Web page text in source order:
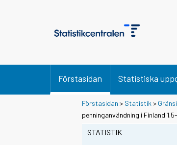
Förstasidan Statistiska
Förstasidan > Statistik >
penninganvändning i Finland
STATISTIK